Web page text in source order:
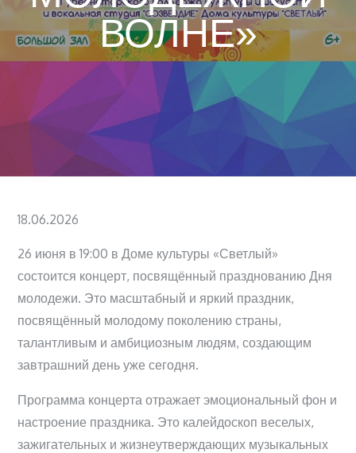
ВОЛНЕ»
Posted
18.06.2026
26 июня в 19:00 в Доме культуры «Светлый»
состоится концерт, посвящённый празднованию Дня
молодежи. Это масштабный и яркий праздник,
посвящённый молодому поколению страны,
талантливым и амбициозным людям, создающим
завтрашний день уже сегодня.
Программа концерта отражает эмоциональный фон и
настроение праздника. Это калейдоскоп веселых,
зажигательных и жизнеутверждающих музыкальных